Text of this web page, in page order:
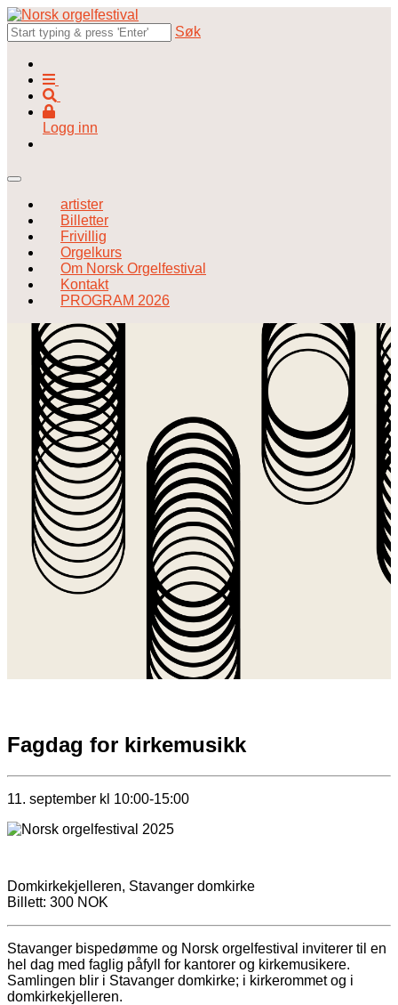
Søk
Logg inn
artister
Billetter
Frivillig
Orgelkurs
Om Norsk Orgelfestival
Kontakt
PROGRAM 2026
Fagdag for kirkemusikk
11. september kl 10:00-15:00
Domkirkekjelleren, Stavanger domkirke
Billett: 300 NOK
Stavanger bispedømme og Norsk orgelfestival inviterer til en
hel dag med faglig påfyll for kantorer og kirkemusikere.
Samlingen blir i Stavanger domkirke; i kirkerommet og i
domkirkekjelleren.